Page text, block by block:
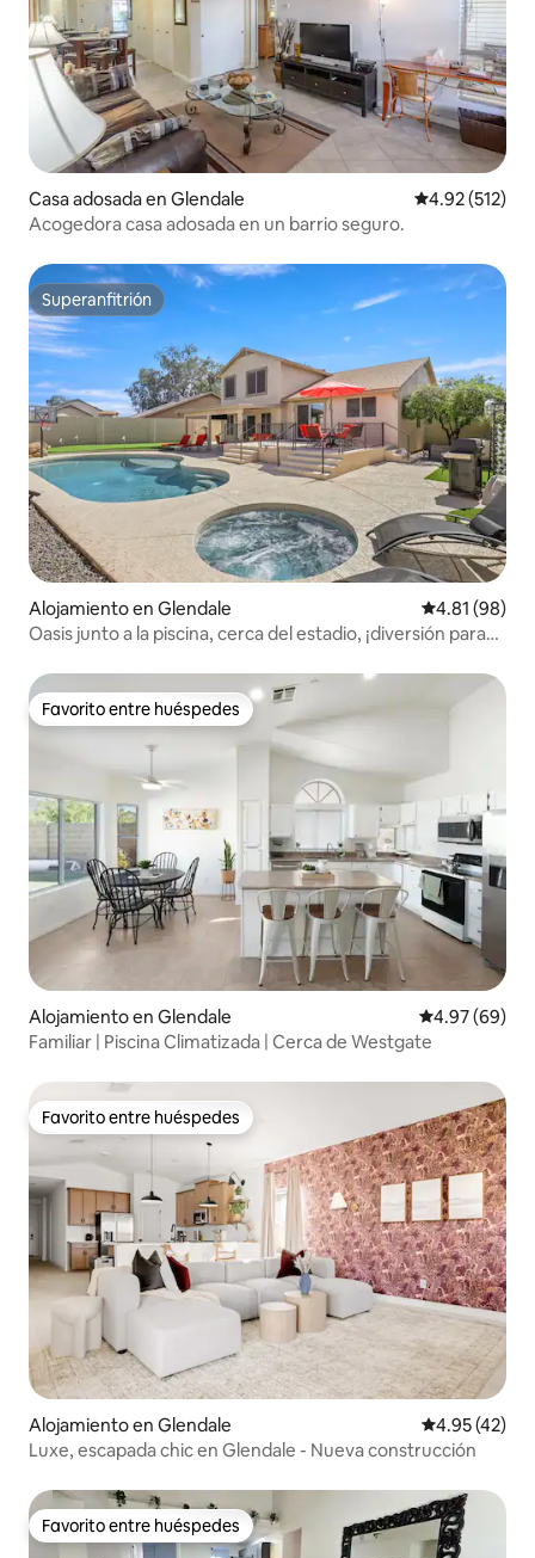
Casa adosada en Glendale Calificación
4.92 (512)
Acogedora casa adosada en un barrio seguro.
Superanfitrión
Superanfitrión
Alojamiento en Glendale Calificación
4.81 (98)
Oasis junto a la piscina, cerca del estadio, ¡diversión para
Favorito entre huéspedes
Favorito entre huéspedes
Alojamiento en Glendale Calificación
4.97 (69)
Familiar | Piscina Climatizada | Cerca de Westgate
Favorito entre huéspedes
Favorito entre huéspedes
Alojamiento en Glendale Calificación
4.95 (42)
Luxe, escapada chic en Glendale - Nueva construcción
Favorito entre huéspedes
Favorito entre huéspedes